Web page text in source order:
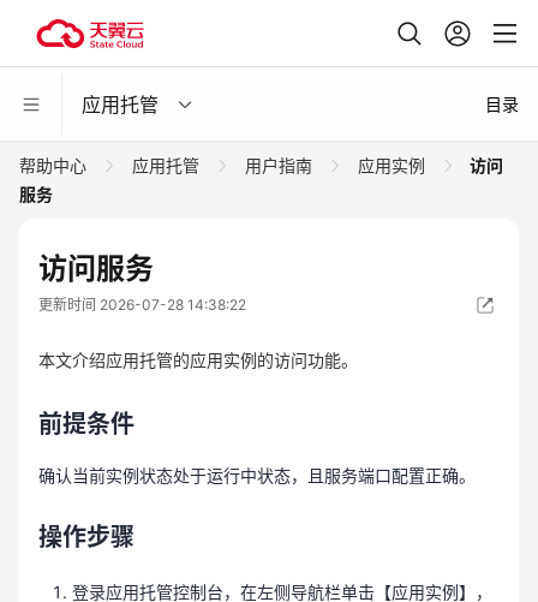
应用托管 目录
帮助中心 应用托管 用户指南 应用实例
访问
服务
访问服务
更新时间 2026-07-28 14:38:22
本文介绍应用托管的应用实例的访问功能。
前提条件
确认当前实例状态处于运行中状态，且服务端口配置正确。
操作步骤
登录应用托管控制台，在左侧导航栏单击【应用实例】，